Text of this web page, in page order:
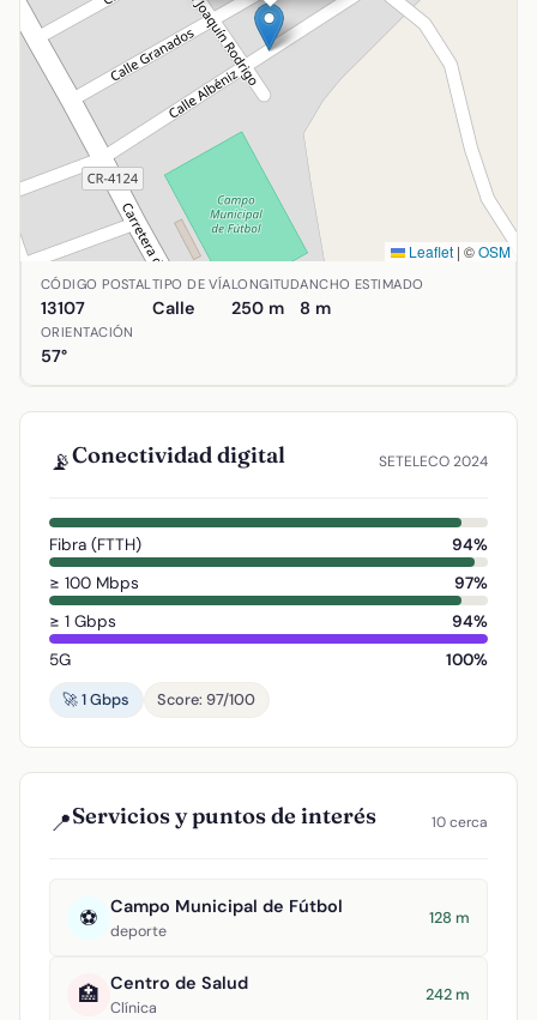
Leaflet | ©OSM
Ubicación de Calle Albéniz en Alcolea de Calatrava,
CÓDIGO POSTAL
13107
TIPO DE VÍA
Calle
LONGITUD
250 m
ANCHO ESTIMADO
8 m
ORIENTACIÓN
57°
📡Conectividad digital SETELECO 2024
Fibra (FTTH)
94%
≥ 100 Mbps
97%
≥ 1 Gbps
94%
5G
100%
🚀 1 Gbps
Score: 97/100
📍Servicios y puntos de interés 10 cerca
⚽ Campo Municipal de Fútbol
deporte
128 m
🏥 Centro de Salud
Clínica
242 m